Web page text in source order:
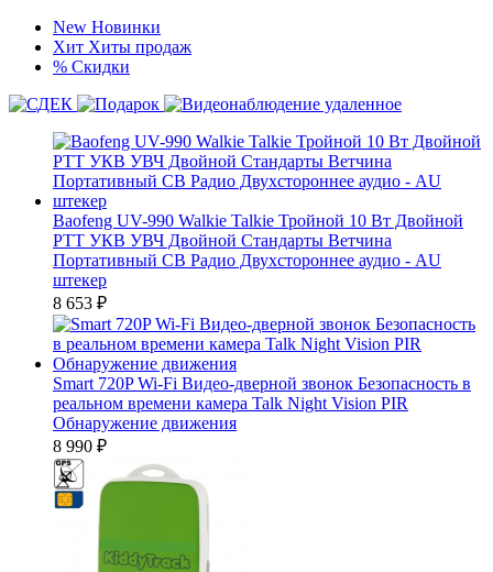
New Новинки
Хит Хиты продаж
% Скидки
Baofeng UV-990 Walkie Talkie Тройной 10 Вт Двойной
PTT УКВ УВЧ Двойной Стандарты Ветчина
Портативный CB Радио Двухстороннее аудио - AU
штекер
8 653 ₽
Smart 720P Wi-Fi Видео-дверной звонок Безопасность в
реальном времени камера Talk Night Vision PIR
Обнаружение движения
8 990 ₽